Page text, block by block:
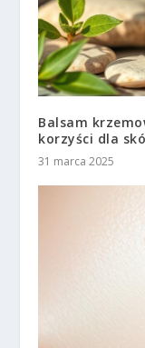
Balsam
korzyści dla
31 marca 2025